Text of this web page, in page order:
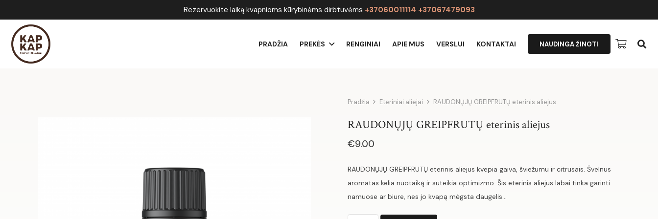
Rezervuokite laiką kvapnioms kūrybinėms dirbtuvėms +37060011114 +37067479093
PRADŽIA PREKĖS RENGINIAI APIE MUS VERSLUI KONTAKTAI NAUDINGA ŽINOTI
Pradžia Eteriniai aliejai RAUDONŲJŲ GREIPFRUTŲ eterinis aliejus
RAUDONŲJŲ GREIPFRUTŲ eterinis aliejus
€9.00
RAUDONŲJŲ GREIPFRUTŲ eterinis aliejus kvepia gaiva, šviežumu ir citrusais. Švelnus
aromatas kelia nuotaiką ir suteikia optimizmo. Šis eterinis aliejus labai tinka garinti
namuose ar biure, nes jo kvapą mėgsta daugelis…